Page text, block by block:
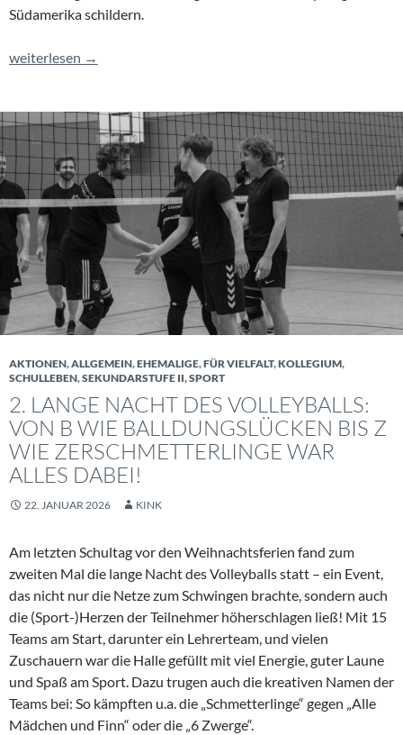
Südamerika schildern.
HANDY UND SPUCKE ERLAUBT
weiterlesen →
AKTIONEN,ALLGEMEIN,EHEMALIGE,FÜR VIELFALT,KOLLEGIUM,
SCHULLEBEN,SEKUNDARSTUFE II,SPORT
2. LANGE NACHT DES VOLLEYBALLS:
VON B WIE BALLDUNGSLÜCKEN BIS Z
WIE ZERSCHMETTERLINGE WAR
ALLES DABEI!
22. JANUAR 2026 KINK
Am letzten Schultag vor den Weihnachtsferien fand zum
zweiten Mal die lange Nacht des Volleyballs statt – ein Event,
das nicht nur die Netze zum Schwingen brachte, sondern auch
die (Sport-)Herzen der Teilnehmer höherschlagen ließ! Mit 15
Teams am Start, darunter ein Lehrerteam, und vielen
Zuschauern war die Halle gefüllt mit viel Energie, guter Laune
und Spaß am Sport. Dazu trugen auch die kreativen Namen der
Teams bei: So kämpften u.a. die „Schmetterlinge“ gegen „Alle
Mädchen und Finn“ oder die „6 Zwerge“.